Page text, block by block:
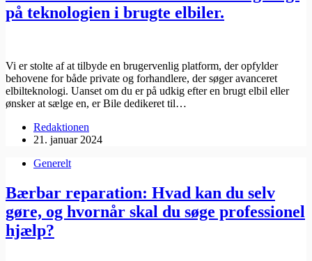
på teknologien i brugte elbiler.
Vi er stolte af at tilbyde en brugervenlig platform, der opfylder
behovene for både private og forhandlere, der søger avanceret
elbilteknologi. Uanset om du er på udkig efter en brugt elbil eller
ønsker at sælge en, er Bile dedikeret til…
Redaktionen
21. januar 2024
Generelt
Bærbar reparation: Hvad kan du selv
gøre, og hvornår skal du søge professionel
hjælp?